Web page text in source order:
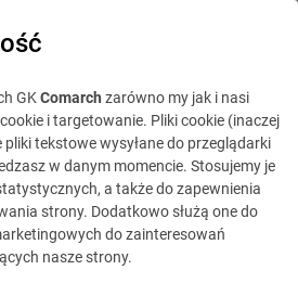
GKComarch zarówno my jak i nasi
i targetowanie. Pliki cookie (inaczej
pliki tekstowe wysyłane do przeglądarki
w danym momencie. Stosujemy je
a także do zapewnienia
strony. Dodatkowo służą one do
do zainteresowań
nasze strony.